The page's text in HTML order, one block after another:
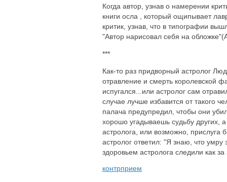
Когда автор, узнав о намерении
книги осла , который ощипывает
критик, узнав, что в типографии
"Автор нарисовал себя на
***
Как-то раз придворный астролог
отравление и смерть королевской
испугался...или астролог сам
случае лучше избавится от такого
палача предупредил, чтобы они
хорошо угадываешь судьбу других,
астролога, или возможно, прислуга
астролог ответил: "Я знаю, что
здоровьем астролога следили как
контрприем